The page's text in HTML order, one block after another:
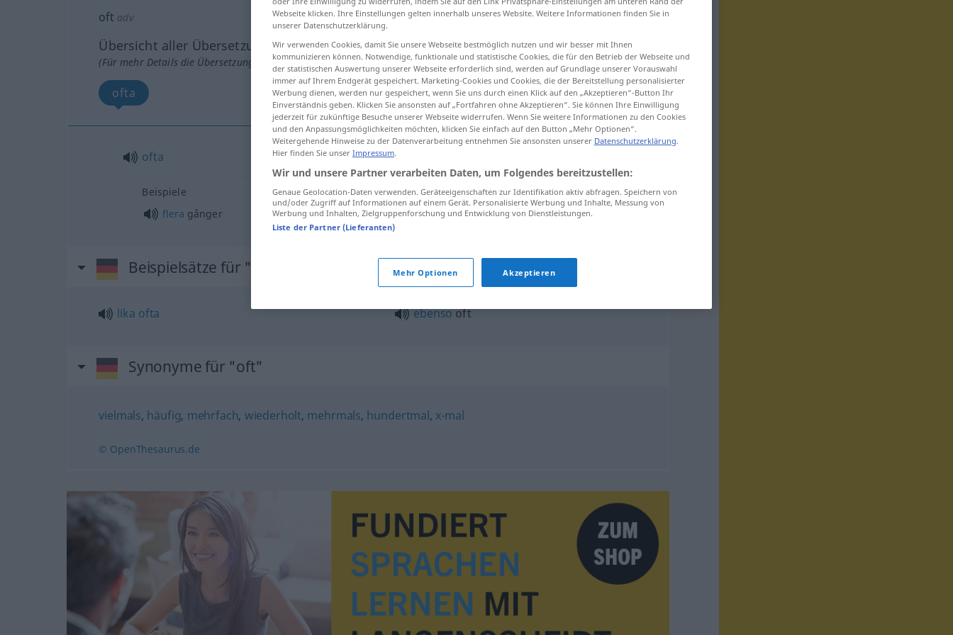
oft adv
Übersicht aller Übersetzungen
(Für mehr Details die Übersetzung anklicken/antippen)
ofta
ofta
Beispiele
flera gånger schon oft
Beispielsätze für "oft"
lika ofta ebensooft
Synonyme für "oft"
vielmals, häufig, mehrfach, wiederholt, mehrmals, hundertmal, x-mal
© OpenThesaurus.de
Webseite klicken. Ihre Einstellungen gelten innerhalb unseres Website. Weitere Informationen finden Sie in
unserer Datenschutzerklärung.
Wir verwenden Cookies, damit Sie unsere Webseite bestmöglich nutzen und wir besser mit Ihnen
kommunizieren können. Notwendige, funktionale und statistische Cookies, die für den Betrieb der Webseite und
der statistischen Auswertung unserer Webseite erforderlich sind, werden auf Grundlage unserer Vorauswahl
immer auf Ihrem Endgerät gespeichert. Marketing-Cookies und Cookies, die der Bereitstellung personalisierter
Werbung dienen, werden nur gespeichert, wenn Sie uns durch einen Klick auf den „Akzeptieren“-Button Ihr
Einverständnis geben. Klicken Sie ansonsten auf „Fortfahren ohne Akzeptieren“. Sie können Ihre Einwilligung
jederzeit für zukünftige Besuche unserer Webseite widerrufen. Wenn Sie weitere Informationen zu den Cookies
und den Anpassungsmöglichkeiten möchten, klicken Sie einfach auf den Button „Mehr Optionen“.
Weitergehende Hinweise zu der Datenverarbeitung entnehmen Sie ansonsten unserer Datenschutzerklärung.
Hier finden Sie unser Impressum.
Wir und unsere Partner verarbeiten Daten, um Folgendes bereitzustellen:
Genaue Geolocation-Daten verwenden. Geräteeigenschaften zur Identifikation aktiv abfragen. Speichern von
und/oder Zugriff auf Informationen auf einem Gerät. Personalisierte Werbung und Inhalte, Messung von
Werbung und Inhalten, Zielgruppenforschung und Entwicklung von Dienstleistungen.
Liste der Partner (Lieferanten)
Mehr Optionen Akzeptieren